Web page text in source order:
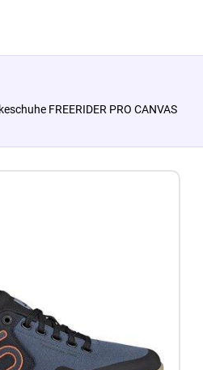
FREERIDER PRO CANVAS